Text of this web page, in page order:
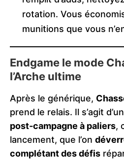
rotation. Vous
munitions que vous
Endgame le mode
l’Arche ultime
Après le générique,
prend le relais. Il s’agit d’un
post‑campagne à paliers,
lancement, que l’on
complétant des défis